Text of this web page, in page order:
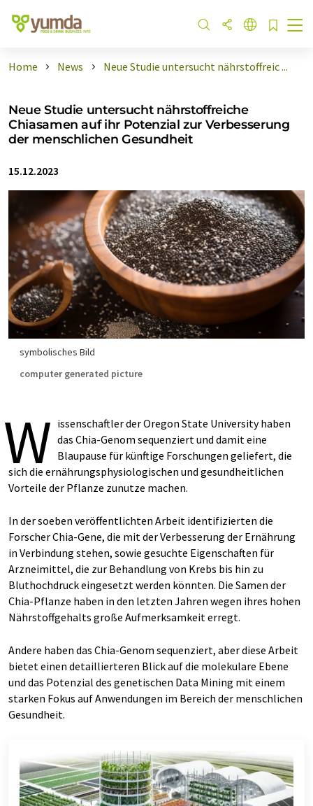
Home News Neue Studie untersucht nährstoffreic ...
Neue Studie untersucht nährstoffreiche
Chiasamen auf ihr Potenzial zur Verbesserung
der menschlichen Gesundheit
15.12.2023
symbolisches Bild
computer generated picture
W issenschaftler der Oregon State University haben
das Chia-Genom sequenziert und damit eine
Blaupause für künftige Forschungen geliefert, die
sich die ernährungsphysiologischen und gesundheitlichen
Vorteile der Pflanze zunutze machen.
In der soeben veröffentlichten Arbeit identifizierten die
Forscher Chia-Gene, die mit der Verbesserung der Ernährung
in Verbindung stehen, sowie gesuchte Eigenschaften für
Arzneimittel, die zur Behandlung von Krebs bis hin zu
Bluthochdruck eingesetzt werden könnten. Die Samen der
Chia-Pflanze haben in den letzten Jahren wegen ihres hohen
Nährstoffgehalts große Aufmerksamkeit erregt.
Andere haben das Chia-Genom sequenziert, aber diese Arbeit
bietet einen detaillierteren Blick auf die molekulare Ebene
und das Potenzial des genetischen Data Mining mit einem
starken Fokus auf Anwendungen im Bereich der menschlichen
Gesundheit.